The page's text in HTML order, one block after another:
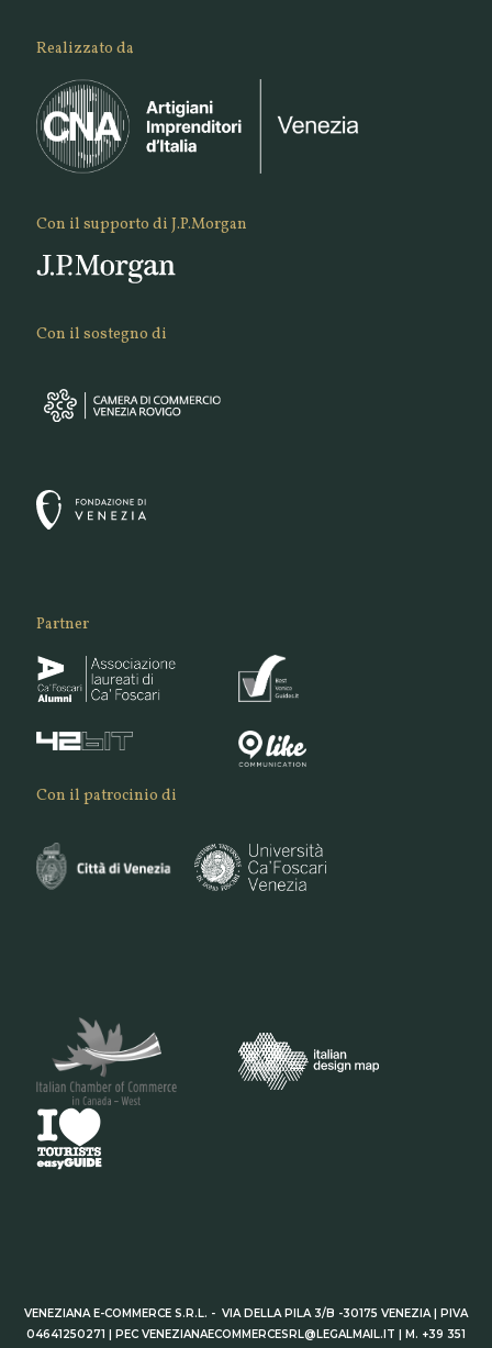
Realizzato da
Con il supporto di J.P.Morgan
Con il sostegno di
Partner
Con il patrocinio di
VENEZIANA E-COMMERCE S.R.L. - VIA DELLA PILA 3/B -30175 VENEZIA | PIVA
04641250271 | PEC VENEZIANAECOMMERCESRL@LEGALMAIL.IT | M. +39 351